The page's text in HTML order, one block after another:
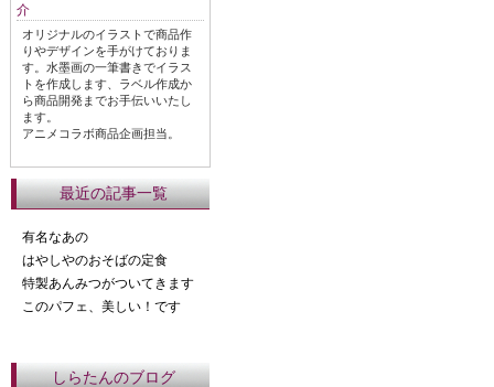
介
オリジナルのイラストで商品作
りやデザインを手がけておりま
す。水墨画の一筆書きでイラス
トを作成します、ラベル作成か
ら商品開発までお手伝いいたし
ます。
アニメコラボ商品企画担当。
最近の記事一覧
有名なあの
はやしやのおそばの定食
特製あんみつがついてきます
このパフェ、美しい！です
しらたんのブログ